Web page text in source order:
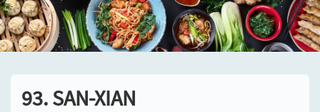
93. SAN-XIAN